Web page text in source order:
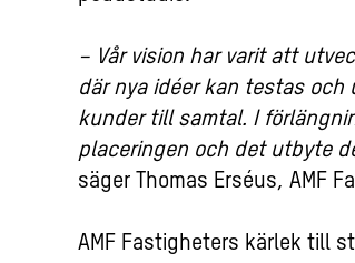
– Vår vision har varit att
där nya idéer kan testas
kunder till samtal. I
placeringen och det utbyte
säger Thomas Erséus, AMF
AMF Fastigheters kärlek till